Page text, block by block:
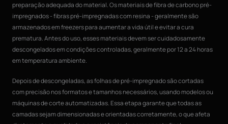
preparação adequada do material. Os materiais de fibra de carbono pré-
impregnados - fibras pré-impregnadas com resina - geralmente são
armazenados em freezers para aumentar a vida útil e evitar a cura
prematura. Antes do uso, esses materiais devem ser cuidadosamente
descongelados em condições controladas, geralmente por 12 a 24 horas
em temperatura ambiente.
Depois de descongeladas, as folhas de pré-impregnado são cortadas
com precisão nos formatos e tamanhos necessários, usando modelos ou
máquinas de corte automatizadas. Essa etapa garante que todas as
camadas sejam dimensionadas e orientadas corretamente, o que afeta